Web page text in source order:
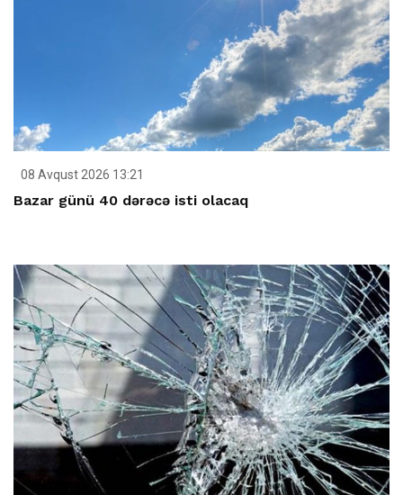
08 Avqust 2026 13:21
Bazar günü 40 dərəcə isti olacaq